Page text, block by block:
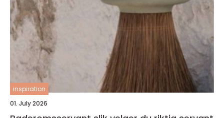
inspiration
01. July 2026